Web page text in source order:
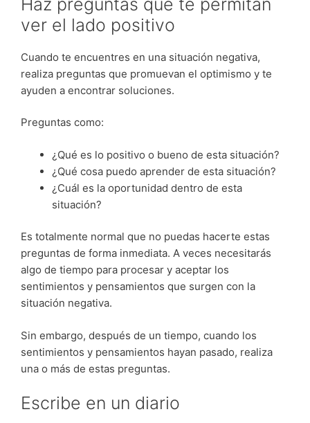
ver el lado positivo
Cuando te encuentres en una situación negativa,
realiza preguntas que promuevan el optimismo y te
ayuden a encontrar soluciones.
Preguntas como:
¿Qué es lo positivo o bueno de esta situación?
¿Qué cosa puedo aprender de esta situación?
¿Cuál es la oportunidad dentro de esta
situación?
Es totalmente normal que no puedas hacerte estas
preguntas de forma inmediata. A veces necesitarás
algo de tiempo para procesar y aceptar los
sentimientos y pensamientos que surgen con la
situación negativa.
Sin embargo, después de un tiempo, cuando los
sentimientos y pensamientos hayan pasado, realiza
una o más de estas preguntas.
Escribe en un diario